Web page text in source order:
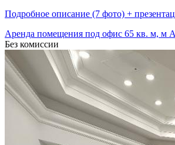
Подробное описание (7 фото) +
Аренда помещения под офис 65 кв. м, м
Без комиссии